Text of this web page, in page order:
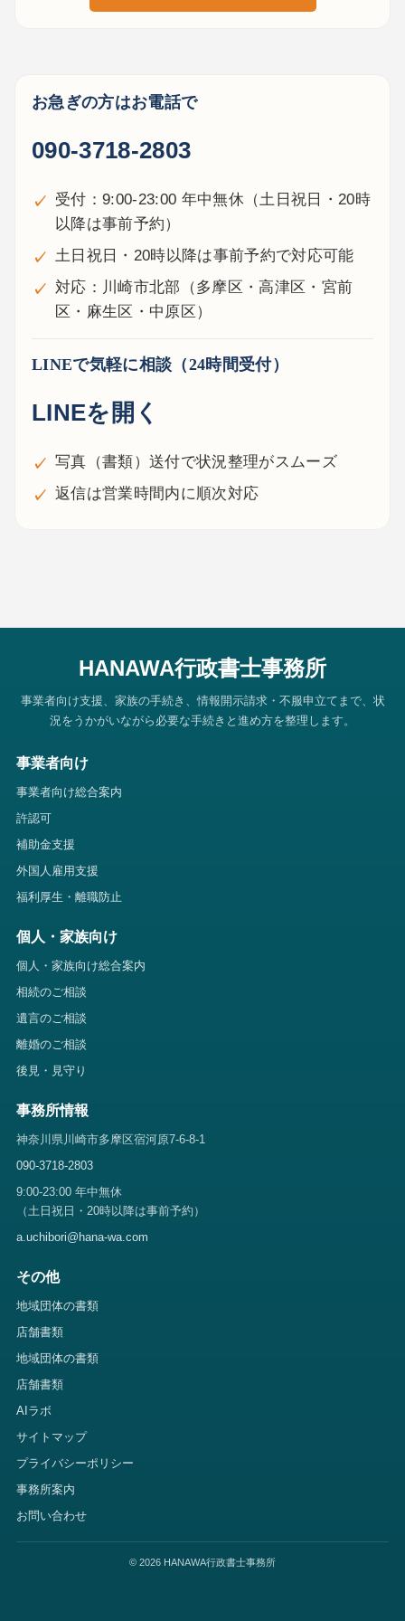
お急ぎの方はお電話で
090-3718-2803
受付：9:00-23:00 年中無休（土日祝日・20時
以降は事前予約）
土日祝日・20時以降は事前予約で対応可能
対応：川崎市北部（多摩区・高津区・宮前
区・麻生区・中原区）
LINEで気軽に相談（24時間受付）
LINEを開く
写真（書類）送付で状況整理がスムーズ
返信は営業時間内に順次対応
HANAWA行政書士事務所
事業者向け支援、家族の手続き、情報開示請求・不服申立てまで、状
況をうかがいながら必要な手続きと進め方を整理します。
事業者向け
事業者向け総合案内
許認可
補助金支援
外国人雇用支援
福利厚生・離職防止
個人・家族向け
個人・家族向け総合案内
相続のご相談
遺言のご相談
離婚のご相談
後見・見守り
事務所情報
神奈川県川崎市多摩区宿河原7-6-8-1
090-3718-2803
9:00-23:00 年中無休
（土日祝日・20時以降は事前予約）
a.uchibori@hana-wa.com
その他
地域団体の書類
店舗書類
地域団体の書類
店舗書類
AIラボ
サイトマップ
プライバシーポリシー
事務所案内
お問い合わせ
© 2026 HANAWA行政書士事務所